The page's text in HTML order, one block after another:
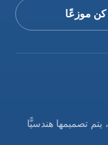
كن موزعًا
تصميمها هندسيًّا